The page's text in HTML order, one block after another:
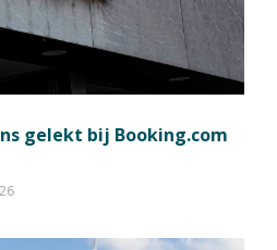
gelekt bij Booking.com